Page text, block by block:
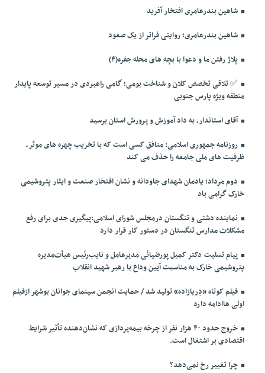
شاهین بندرعامری افتخار آفرید
شاهین بندرعامری؛ روایتی فراتر از یک صعود
پلاژ رفتن ما و دعوا با بچه های محله جفره(۴)
✅️ تلاقی تخصص کلان و شناخت بومی؛ گامی راهبردی در مسیر توسعه پایدار
منطقه ویژه پارس جنوبی
آقای استاندار، به داد آموزش و پرورش استان برسید
روزنامه جمهوری اسلامی: منافق کسی است که با تخریب چهره های موثر،
ظرفیت های ملی جامعه را حذف می کند
دوم مرداد؛ یادمان شهدای جاودانه و نشان افتخار صنعت و ایثار پتروشیمی
خارک گرامی باد
نماینده دشتی و تنگستان درمجلس شورای اسلامی:پیگیری جدی برای رفع
مشکلات مدارس تنگستان در دستور کار قرار دارد
پیام تسلیت دکتر کمیل پورضیائی مدیرعامل و نایب‌رئیس هیأت‌مدیره
پتروشیمی خارک به مناسبت آیین وداع با رهبر شهید انقلاب
فیلم کوتاه «دِریازاده» تولید شد / حمایت انجمن سینمای جوانان بوشهر ازفیلم
اولی هاادامه دارد
خروج حدود ۴۰ هزار نفر از چرخه بیمه‌پردازی که نشان‌دهنده تأثیر شرایط
اقتصادی بر اشتغال است.
چرا تغییر رخ نمی‌دهد؟